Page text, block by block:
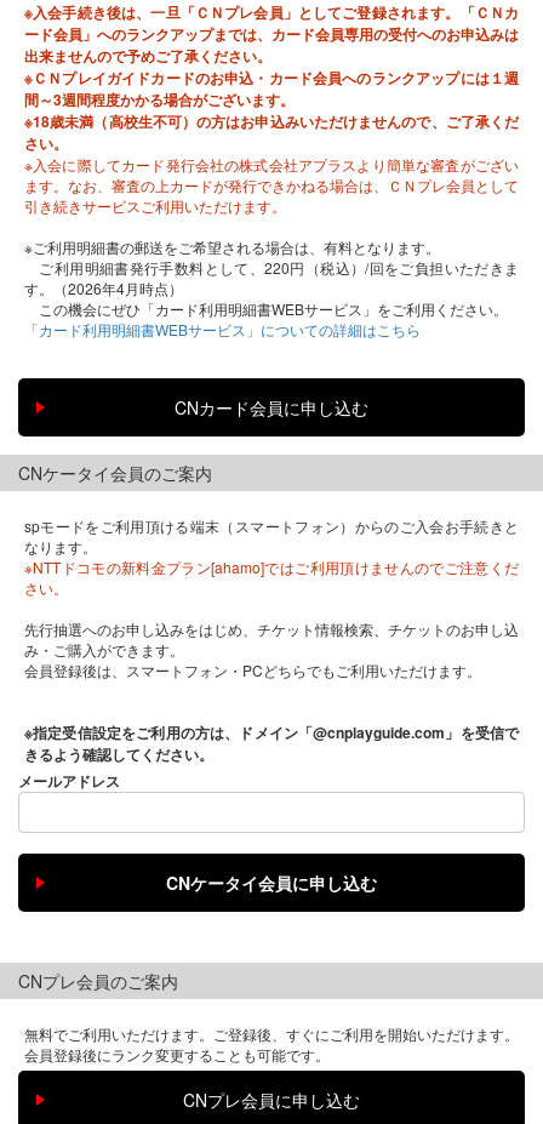
※入会手続き後は、一旦「ＣＮプレ会員」としてご登録されます。「ＣＮカ
ード会員」へのランクアップまでは、カード会員専用の受付へのお申込みは
出来ませんので予めご了承ください。
※ＣＮプレイガイドカードのお申込・カード会員へのランクアップには１週
間～3週間程度かかる場合がございます。
※18歳未満（高校生不可）の方はお申込みいただけませんので、ご了承くだ
さい。
※入会に際してカード発行会社の株式会社アプラスより簡単な審査がござい
ます。なお、審査の上カードが発行できかねる場合は、ＣＮプレ会員として
引き続きサービスご利用いただけます。
※ご利用明細書の郵送をご希望される場合は、有料となります。
ご利用明細書発行手数料として、220円（税込）/回をご負担いただきま
す。（2026年4月時点）
この機会にぜひ「カード利用明細書WEBサービス」をご利用ください。
「カード利用明細書WEBサービス」についての詳細はこちら
CNケータイ会員のご案内
spモードをご利用頂ける端末（スマートフォン）からのご入会お手続きと
なります。
※NTTドコモの新料金プラン[ahamo]ではご利用頂けませんのでご注意くだ
さい。
先行抽選へのお申し込みをはじめ、チケット情報検索、チケットのお申し込
み・ご購入ができます。
会員登録後は、スマートフォン・PCどちらでもご利用いただけます。
※指定受信設定をご利用の方は、ドメイン「@cnplayguide.com」を受信で
きるよう確認してください。
メールアドレス
CNプレ会員のご案内
無料でご利用いただけます。ご登録後、すぐにご利用を開始いただけます。
会員登録後にランク変更することも可能です。